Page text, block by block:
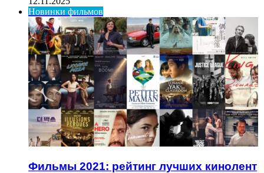
Новинки фильмов
Фильмы 2021: рейтинг лучших кинолент